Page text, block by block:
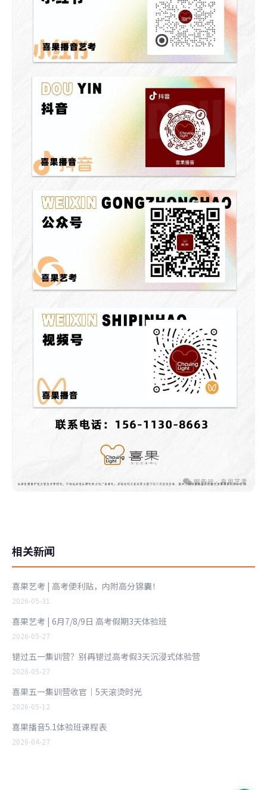
相关新闻
喜果艺考 | 高考便利贴，内附高分锦囊！
2026-05-31
喜果艺考 | 6月7/8/9日 高考假期3天体验班
2026-05-27
错过五一集训营？别再错过高考假3天沉浸式体验营
2026-05-27
喜果五一集训营收官｜5天滚烫时光
2026-05-12
喜果播音5.1体验班课程表
2026-04-27